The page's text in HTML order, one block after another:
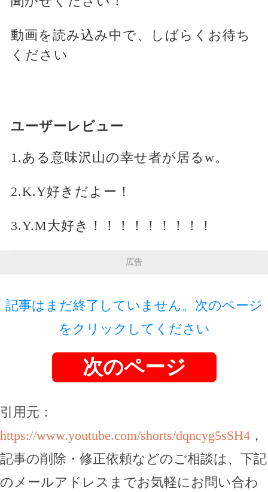
動画を読み込み中で、しばらくお待ち
ください
ユーザーレビュー
1.ある意味沢山の幸せ者が居るw。
2.K.Y好きだよー！
3.Y.M大好き！！！！！！！！！
広告
記事はまだ終了していません。次のページ
をクリックしてください
次のページ
引用元：
https://www.youtube.com/shorts/dqncyg5sSH4 ，
記事の削除・修正依頼などのご相談は、下記
のメールアドレスまでお気軽にお問い合わ